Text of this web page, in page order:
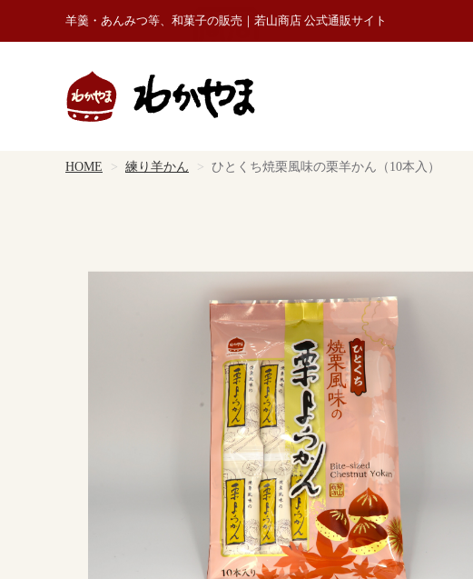
羊羹・あんみつ等、和菓子の販売｜若山商店 公式通販サイト
HOME 練り羊かん ひとくち焼栗風味の栗羊かん（10本入）